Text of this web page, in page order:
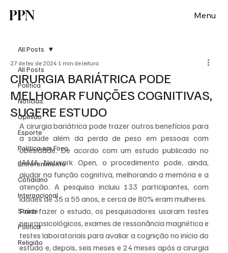
PPN Menu
All Posts
Política
Notícias
Opinião
Esporte
Politica em Foco
Entretenimento
Cotidiano
Internacional
Saúde
Politica
Religião
All Posts
CIRURGIA BARIÁTRICA PODE
MELHORAR FUNÇÕES COGNITIVAS,
SUGERE ESTUDO
27 de fev. de 2024 1 min de leitura
A cirurgia bariátrica pode trazer outros benefícios para
a saúde além da perda de peso em pessoas com
obesidade. De acordo com um estudo publicado no
JAMA Network Open, o procedimento pode, ainda,
ajudar na função cognitiva, melhorando a memória e a
atenção. A pesquisa incluiu 133 participantes, com
idades de 35 a 55 anos, e cerca de 80% eram mulheres.
Para fazer o estudo, os pesquisadores usaram testes
neuropsicológicos, exames de ressonância magnética e
testes laboratoriais para avaliar a cognição no início do
estudo e, depois, seis meses e 24 meses após a cirurgia